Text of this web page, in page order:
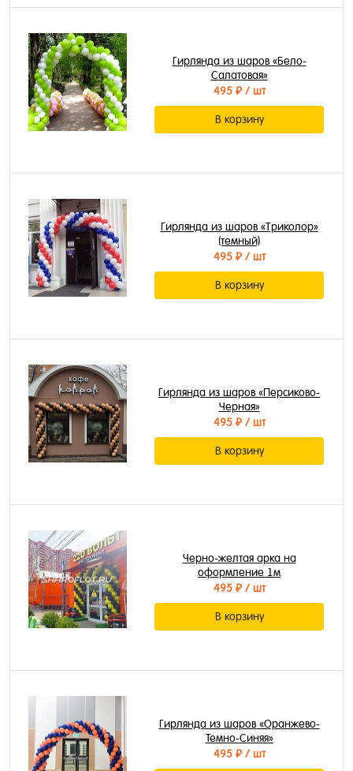
Гирлянда из шаров «Бело-
Салатовая»
495 ₽/ шт
В корзину
Гирлянда из шаров «Триколор»
(темный)
495 ₽/ шт
В корзину
Гирлянда из шаров «Персиково-
Черная»
495 ₽/ шт
В корзину
Черно-желтая арка на
оформление 1м
495 ₽/ шт
В корзину
Гирлянда из шаров «Оранжево-
Темно-Синяя»
495 ₽/ шт